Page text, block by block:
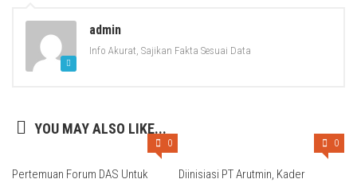
admin
Info Akurat, Sajikan Fakta Sesuai Data
YOU MAY ALSO LIKE...
0
Pertemuan Forum DAS Untuk
0
Diinisiasi PT Arutmin, Kader